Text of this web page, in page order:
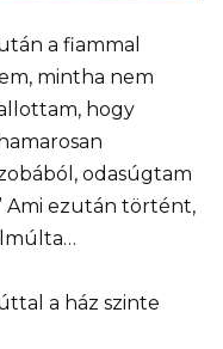
a fiammal
mintha nem
hogy
odasúgtam
Ami ezután történt,
a ház szinte